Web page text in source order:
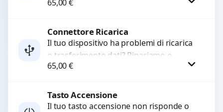
lenta o cicli di ricarica esauriti?
65,00€
Procedi
Connettore Ricarica
Il tuo dispositivo ha problemi di ricarica
o trasferimento dati? Ripariamo o
sostituiamo connettori di ricarica guasti,
65,00€
Procedi
Tasto Accensione
Il tuo tasto accensione non risponde o